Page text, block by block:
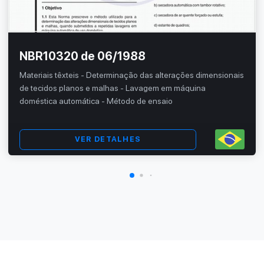
NBR10320 de 06/1988
Materiais têxteis - Determinação das alterações dimensionais
de tecidos planos e malhas - Lavagem em máquina
doméstica automática - Método de ensaio
VER DETALHES